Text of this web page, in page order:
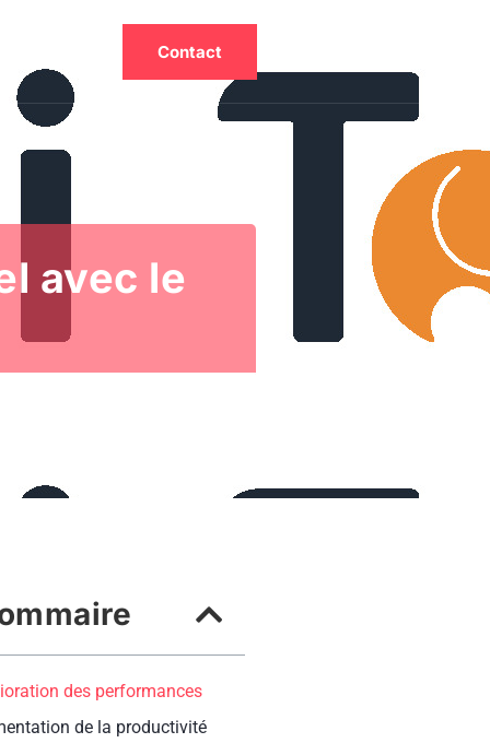
Contact
avec le
des performances
de la productivité